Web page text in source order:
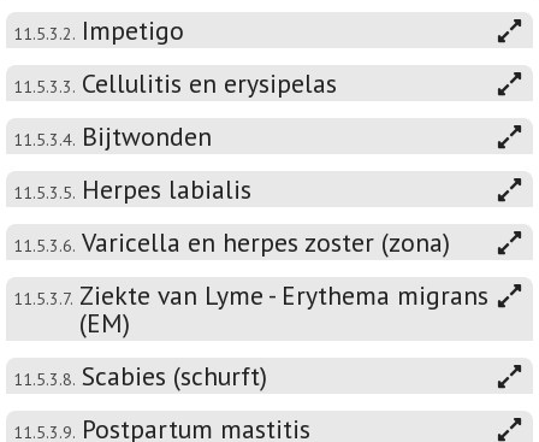
11.5.3.2. Impetigo
11.5.3.3. Cellulitis en erysipelas
11.5.3.4. Bijtwonden
11.5.3.5. Herpes labialis
11.5.3.6. Varicella en herpes zoster (zona)
11.5.3.7. Ziekte van Lyme - Erythema migrans
(EM)
11.5.3.8. Scabies (schurft)
11.5.3.9. Postpartum mastitis